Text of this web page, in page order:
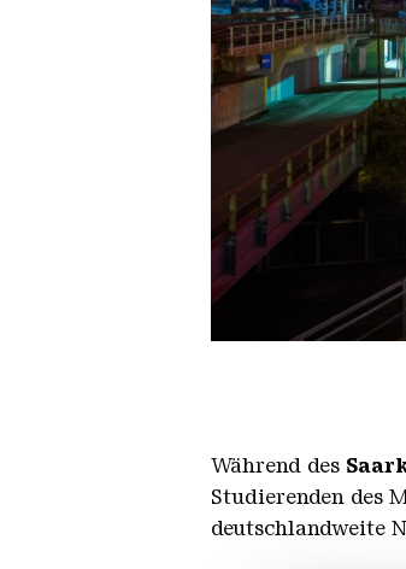
Hochofengruppe in
Copyright:
Während des
Studierenden des
deutschlandweite